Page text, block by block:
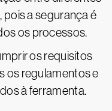
a segurança é
os processos.
os requisitos
os regulamentos e
à ferramenta.